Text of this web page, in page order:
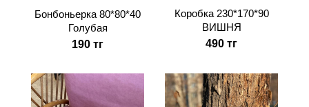
Бонбоньерка 80*80*40
Голубая
190 тг
Коробка 230*170*90
ВИШНЯ
490 тг